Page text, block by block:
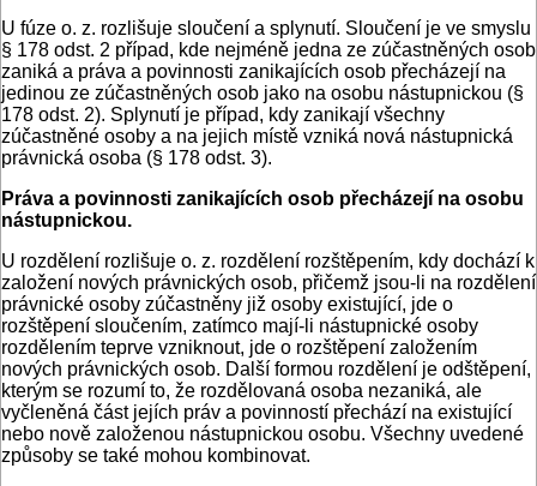
U fúze o. z. rozlišuje sloučení a splynutí. Sloučení je ve smyslu
§ 178 odst. 2 případ, kde nejméně jedna ze zúčastněných osob
zaniká a práva a povinnosti zanikajících osob přecházejí na
jedinou ze zúčastněných osob jako na osobu nástupnickou (§
178 odst. 2). Splynutí je případ, kdy zanikají všechny
zúčastněné osoby a na jejich místě vzniká nová nástupnická
právnická osoba (§ 178 odst. 3).
Práva a povinnosti zanikajících osob přecházejí na osobu
nástupnickou.
U rozdělení rozlišuje o. z. rozdělení rozštěpením, kdy dochází k
založení nových právnických osob, přičemž jsou-li na rozdělení
právnické osoby zúčastněny již osoby existující, jde o
rozštěpení sloučením, zatímco mají-li nástupnické osoby
rozdělením teprve vzniknout, jde o rozštěpení založením
nových právnických osob. Další formou rozdělení je odštěpení,
kterým se rozumí to, že rozdělovaná osoba nezaniká, ale
vyčleněná část jejích práv a povinností přechází na existující
nebo nově založenou nástupnickou osobu. Všechny uvedené
způsoby se také mohou kombinovat.